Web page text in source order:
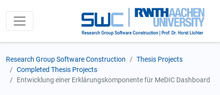
Research Group Software Construction
Thesis Projects
Completed Thesis Projects
Entwicklung einer Erklärungskomponente für MeDIC Dashboard